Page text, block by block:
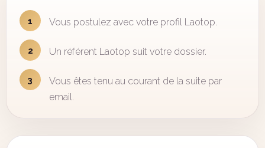
1 Vous postulez avec votre profil Laotop.
2 Un référent Laotop suit votre dossier.
3
Vous êtes tenu au courant de la suite par
email.